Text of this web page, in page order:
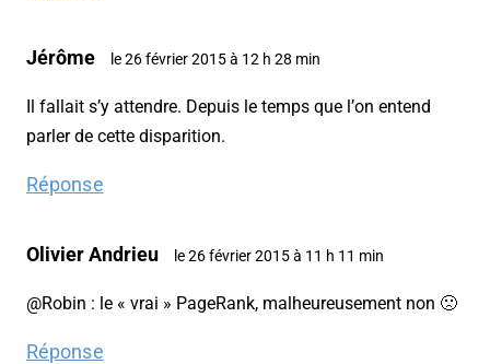
Jérôme le 26 février 2015 à 12 h 28 min
Il fallait s’y attendre. Depuis le temps que l’on entend
parler de cette disparition.
Réponse
Olivier Andrieu le 26 février 2015 à 11 h 11 min
@Robin : le « vrai » PageRank, malheureusement non 🙁
Réponse